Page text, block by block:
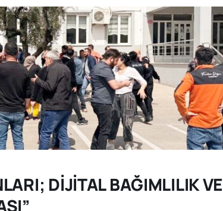
DİJİTAL BAĞIMLILIK VE